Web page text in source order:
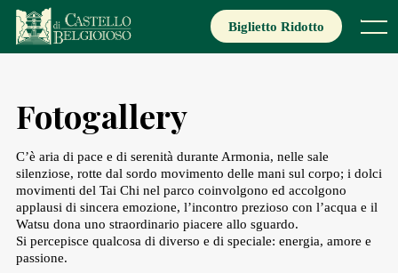
Skip
content
Menu
Biglietto Ridotto
Fotogallery
C’è aria di pace e di serenità durante Armonia, nelle sale
silenziose, rotte dal sordo movimento delle mani sul corpo; i dolci
movimenti del Tai Chi nel parco coinvolgono ed accolgono
applausi di sincera emozione, l’incontro prezioso con l’acqua e il
Watsu dona uno straordinario piacere allo sguardo.
Si percepisce qualcosa di diverso e di speciale: energia, amore e
passione.